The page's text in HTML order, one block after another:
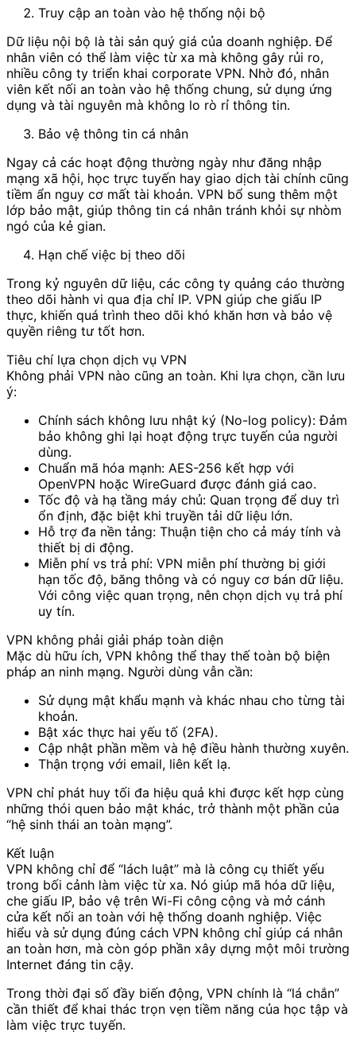
Truy cập an toàn vào hệ thống nội bộ
Dữ liệu nội bộ là tài sản quý giá của doanh nghiệp. Để
nhân viên có thể làm việc từ xa mà không gây rủi ro,
nhiều công ty triển khai corporate VPN. Nhờ đó, nhân
viên kết nối an toàn vào hệ thống chung, sử dụng ứng
dụng và tài nguyên mà không lo rò rỉ thông tin.
Bảo vệ thông tin cá nhân
Ngay cả các hoạt động thường ngày như đăng nhập
mạng xã hội, học trực tuyến hay giao dịch tài chính cũng
tiềm ẩn nguy cơ mất tài khoản. VPN bổ sung thêm một
lớp bảo mật, giúp thông tin cá nhân tránh khỏi sự nhòm
ngó của kẻ gian.
Hạn chế việc bị theo dõi
Trong kỷ nguyên dữ liệu, các công ty quảng cáo thường
theo dõi hành vi qua địa chỉ IP. VPN giúp che giấu IP
thực, khiến quá trình theo dõi khó khăn hơn và bảo vệ
quyền riêng tư tốt hơn.
Tiêu chí lựa chọn dịch vụ VPN
Không phải VPN nào cũng an toàn. Khi lựa chọn, cần lưu
ý:
Chính sách không lưu nhật ký (No-log policy): Đảm
bảo không ghi lại hoạt động trực tuyến của người
dùng.
Chuẩn mã hóa mạnh: AES-256 kết hợp với
OpenVPN hoặc WireGuard được đánh giá cao.
Tốc độ và hạ tầng máy chủ: Quan trọng để duy trì
ổn định, đặc biệt khi truyền tải dữ liệu lớn.
Hỗ trợ đa nền tảng: Thuận tiện cho cả máy tính và
thiết bị di động.
Miễn phí vs trả phí: VPN miễn phí thường bị giới
hạn tốc độ, băng thông và có nguy cơ bán dữ liệu.
Với công việc quan trọng, nên chọn dịch vụ trả phí
uy tín.
VPN không phải giải pháp toàn diện
Mặc dù hữu ích, VPN không thể thay thế toàn bộ biện
pháp an ninh mạng. Người dùng vẫn cần:
Sử dụng mật khẩu mạnh và khác nhau cho từng tài
khoản.
Bật xác thực hai yếu tố (2FA).
Cập nhật phần mềm và hệ điều hành thường xuyên.
Thận trọng với email, liên kết lạ.
VPN chỉ phát huy tối đa hiệu quả khi được kết hợp cùng
những thói quen bảo mật khác, trở thành một phần của
“hệ sinh thái an toàn mạng”.
Kết luận
VPN không chỉ để “lách luật” mà là công cụ thiết yếu
trong bối cảnh làm việc từ xa. Nó giúp mã hóa dữ liệu,
che giấu IP, bảo vệ trên Wi-Fi công cộng và mở cánh
cửa kết nối an toàn với hệ thống doanh nghiệp. Việc
hiểu và sử dụng đúng cách VPN không chỉ giúp cá nhân
an toàn hơn, mà còn góp phần xây dựng một môi trường
Internet đáng tin cậy.
Trong thời đại số đầy biến động, VPN chính là “lá chắn”
cần thiết để khai thác trọn vẹn tiềm năng của học tập và
làm việc trực tuyến.